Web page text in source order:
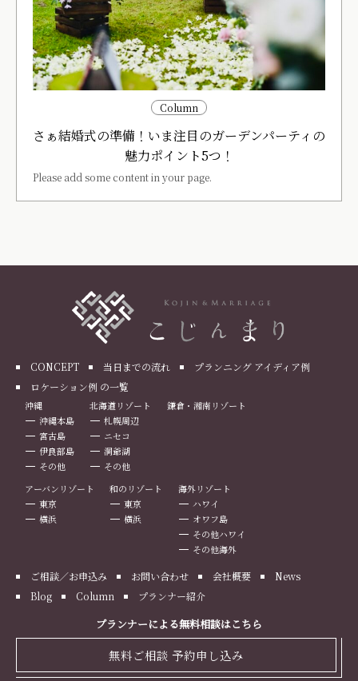
Column
さぁ結婚式の準備！いま注目のガーデンパーティの
魅力ポイント5つ！
Please add some content in your page.
CONCEPT 当日までの流れ
プランニング アイディア例
ロケーション例 の一覧
沖縄
沖縄本島
宮古島
伊良部島
その他
北海道リゾート
札幌周辺
ニセコ
洞爺湖
その他
鎌倉・湘南リゾート
アーバンリゾート
東京
横浜
和のリゾート
東京
横浜
海外リゾート
ハワイ
オワフ島
その他ハワイ
その他海外
ご相談／お申込み お問い合わせ 会社概要
News
Blog
Column プランナー紹介
プランナーによる無料相談はこちら
無料ご相談 予約申し込み